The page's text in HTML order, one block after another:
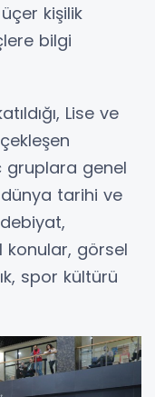
kişilik
bilgi
Lise ve
gruplara genel
tarihi ve
konular, görsel
spor kültürü